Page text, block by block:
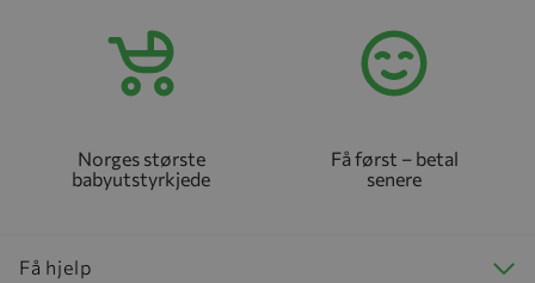
Norges største
babyutstyrkjede
Få først – betal
senere
Få hjelp